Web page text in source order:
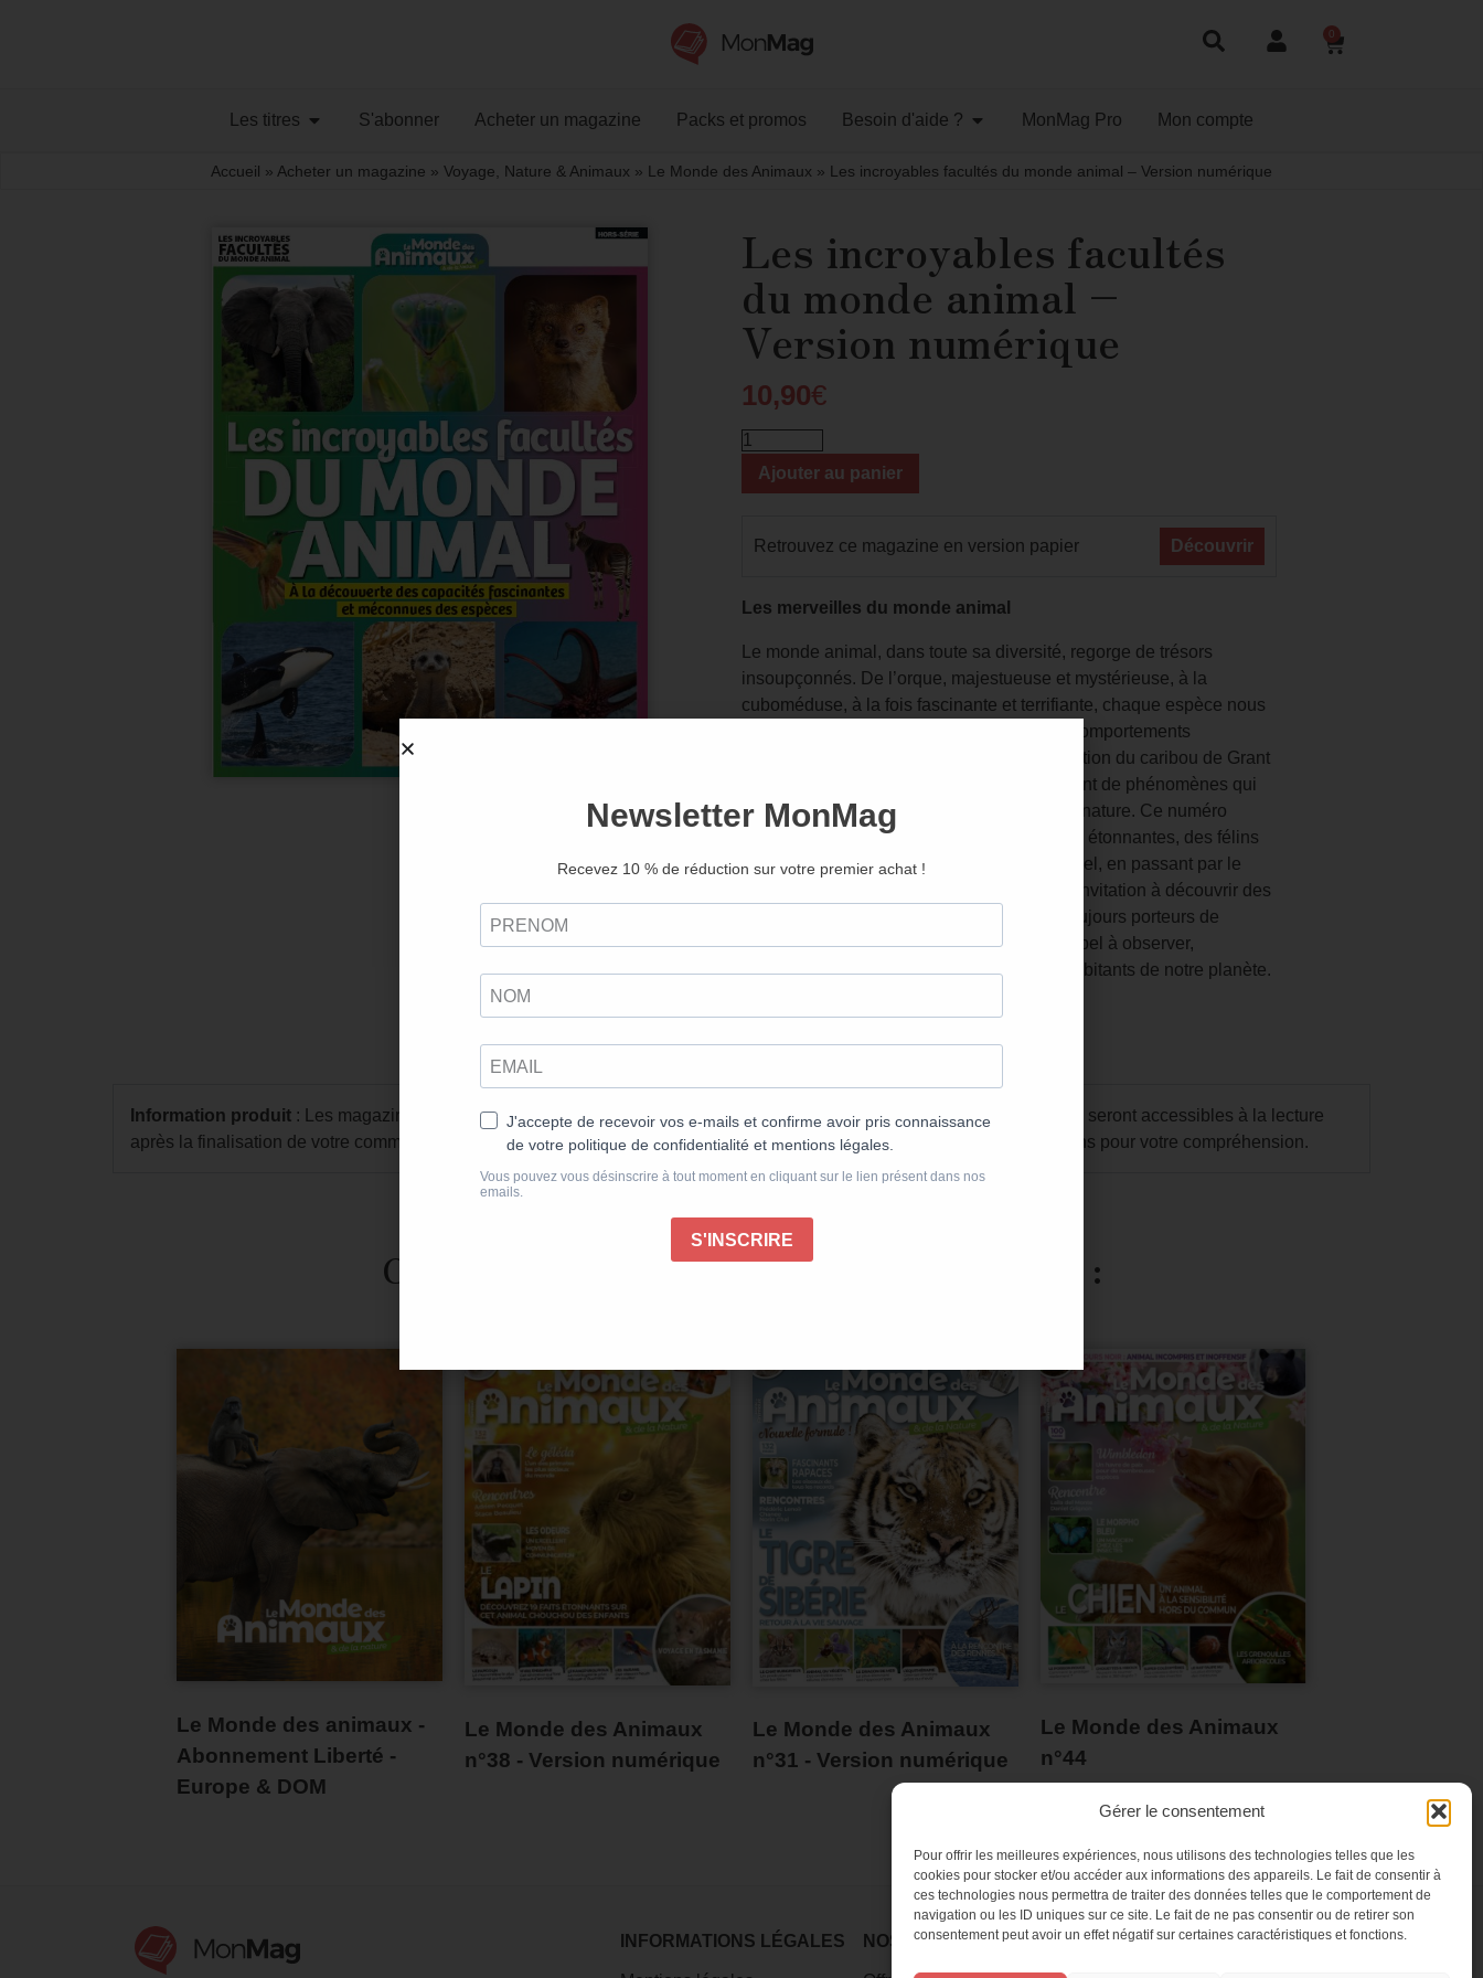
Gérer le consentement
Pour offrir les meilleures expériences, nous utilisons des technologies telles que les
cookies pour stocker et/ou accéder aux informations des appareils. Le fait de consentir à
ces technologies nous permettra de traiter des données telles que le comportement de
navigation ou les ID uniques sur ce site. Le fait de ne pas consentir ou de retirer son
consentement peut avoir un effet négatif sur certaines caractéristiques et fonctions.
0
Les titres S'abonner Acheter un magazine Packs et promos Besoin d'aide ? MonMag Pro Mon compte
Accueil » Acheter un magazine » Voyage, Nature & Animaux » Le Monde des Animaux » Les incroyables facultés du monde animal – Version numérique
Les incroyables facultés
du monde animal –
Version numérique
10,90€
Ajouter au panier
Retrouvez ce magazine en version papier Découvrir
Les merveilles du monde animal
Le monde animal, dans toute sa diversité, regorge de trésors
insoupçonnés. De l’orque, majestueuse et mystérieuse, à la
cuboméduse, à la fois fascinante et terrifiante, chaque espèce nous
dévoile un univers riche en surprises. Les comportements
complexes des suricates, l’incroyable migration du caribou de Grant
ou encore la beauté cachée de l’okapi, autant de phénomènes qui
rappellent la merveilleuse ingéniosité de la nature. Ce numéro
plonge dans l’intimité des créatures les plus étonnantes, des félins
d’exception aux abeilles qui façonnent le miel, en passant par le
paresseux, héros d’une vie au ralenti. Une invitation à découvrir des
êtres fascinants, souvent invisibles, mais toujours porteurs de
secrets et de leçons pour l’humanité. Un appel à observer,
comprendre et respecter ces formidables habitants de notre planète.
Publié le 09/04/2025
Information produit : Les magazines numériques ne sont ni imprimables ni téléchargeables pour des raisons de droits. Ils seront accessibles à la lecture
après la finalisation de votre commande dans
« Mon compte », rubrique« Mes achats numériques » . Nous vous remercions pour votre compréhension.
Ces titres pourraient aussi vous intéresser :
Le Monde des animaux -
Abonnement Liberté -
Europe & DOM
Le Monde des Animaux
n°38 - Version numérique
Le Monde des Animaux
n°31 - Version numérique
Le Monde des Animaux
n°44
INFORMATIONS LÉGALES NOS MAGAZINES CONTACT